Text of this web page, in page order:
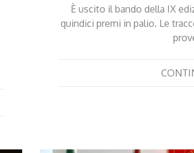
È uscito il bando della IX
quindici premi in palio. Le